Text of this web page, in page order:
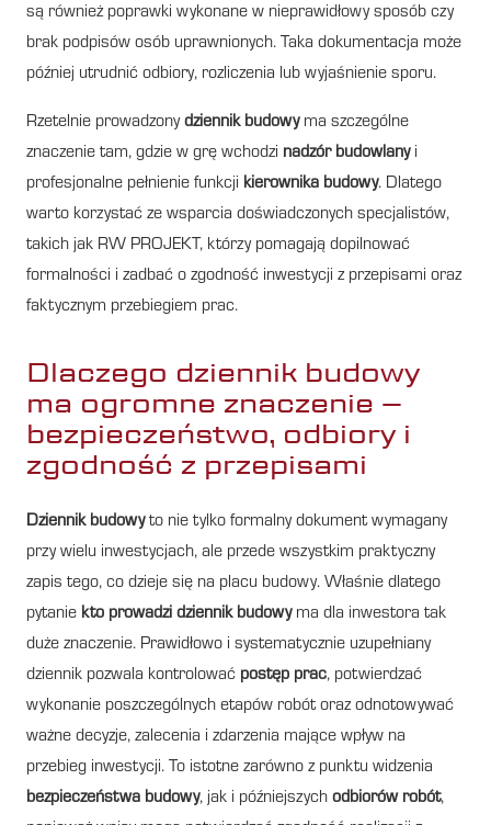
są również poprawki wykonane w nieprawidłowy sposób czy
brak podpisów osób uprawnionych. Taka dokumentacja może
później utrudnić odbiory, rozliczenia lub wyjaśnienie sporu.
Rzetelnie prowadzonydziennik budowyma szczególne
znaczenie tam, gdzie w grę wchodzi nadzór budowlanyi
profesjonalne pełnienie funkcji kierownika budowy. Dlatego
warto korzystać ze wsparcia doświadczonych specjalistów,
takich jak RW PROJEKT, którzy pomagają dopilnować
formalności i zadbać o zgodność inwestycji z przepisami oraz
faktycznym przebiegiem prac.
Dlaczego dziennik budowy
ma ogromne znaczenie –
bezpieczeństwo, odbiory i
zgodność z przepisami
Dziennik budowyto nie tylko formalny dokument wymagany
przy wielu inwestycjach, ale przede wszystkim praktyczny
zapis tego, co dzieje się na placu budowy. Właśnie dlatego
pytanie kto prowadzi dziennik budowyma dla inwestora tak
duże znaczenie. Prawidłowo i systematycznie uzupełniany
dziennik pozwala kontrolować postęp prac, potwierdzać
wykonanie poszczególnych etapów robót oraz odnotowywać
ważne decyzje, zalecenia i zdarzenia mające wpływ na
przebieg inwestycji. To istotne zarówno z punktu widzenia
bezpieczeństwa budowy, jak i późniejszych odbiorów robót,